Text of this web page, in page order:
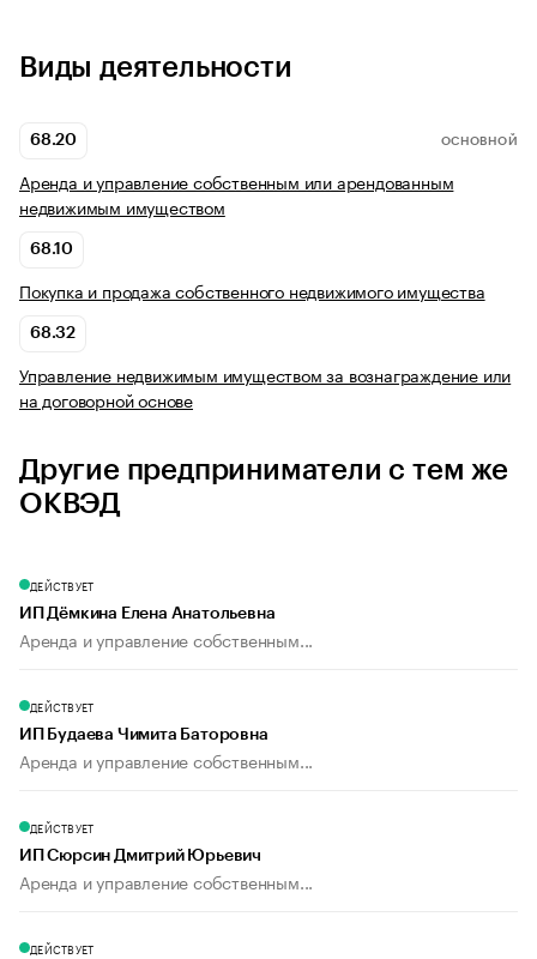
Виды деятельности
68.20 ОСНОВНОЙ
Аренда и управление собственным или арендованным
недвижимым имуществом
68.10
Покупка и продажа собственного недвижимого имущества
68.32
Управление недвижимым имуществом за вознаграждение или
на договорной основе
Другие предприниматели с тем же
ОКВЭД
ДЕЙСТВУЕТ
ИП Дёмкина Елена Анатольевна
Аренда и управление собственным...
ДЕЙСТВУЕТ
ИП Будаева Чимита Баторовна
Аренда и управление собственным...
ДЕЙСТВУЕТ
ИП Сюрсин Дмитрий Юрьевич
Аренда и управление собственным...
ДЕЙСТВУЕТ